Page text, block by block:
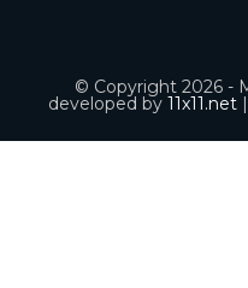
© Copyright 2026 -
developed by 11x11.net|